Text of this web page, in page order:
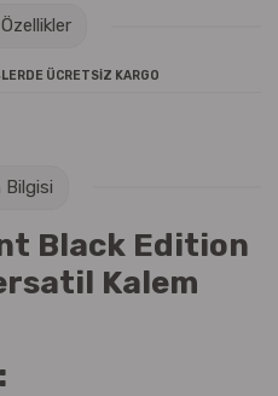
Raptiye & İğneler
Silgiler
Zımba Tel Sökücüleri
Zımba Telleri
Tual
Akrilik Boyalar
Cam Boyaları
Ebru Boyaları
ÜCRETSİZ KARGO
Bilgisi
Black Edition
Kalem